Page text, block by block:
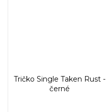
Tričko Single Taken Rust -
černé